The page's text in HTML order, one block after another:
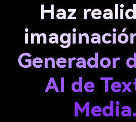
Haz
Generador
AI de